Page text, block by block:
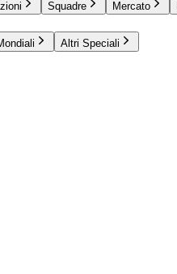
Squadre Mercato
Altri Speciali